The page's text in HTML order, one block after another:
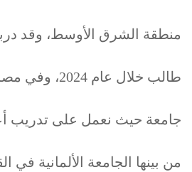
جامعة حيث نعمل على تدريب
من بينها الجامعة الألمانية في